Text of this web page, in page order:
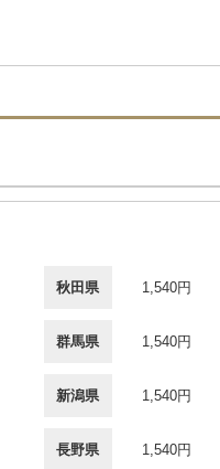
秋田県 1,540円
群馬県 1,540円
新潟県 1,540円
長野県 1,540円